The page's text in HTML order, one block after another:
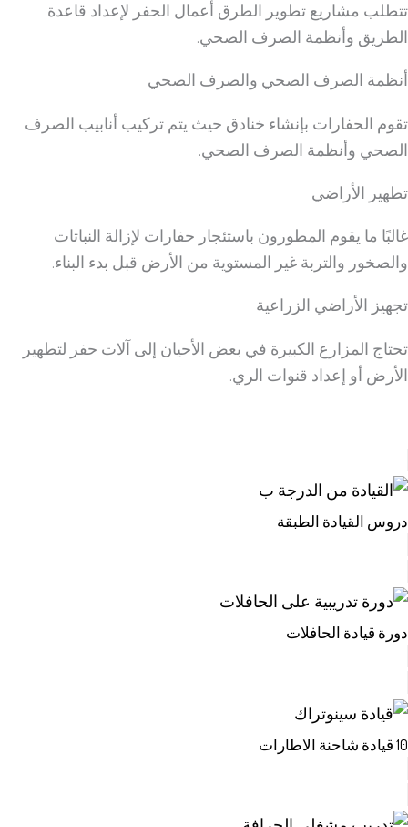
تتطلب مشاريع تطوير الطرق أعمال الحفر لإعداد قاعدة
الطريق وأنظمة الصرف الصحي.
أنظمة الصرف الصحي والصرف الصحي
تقوم الحفارات بإنشاء خنادق حيث يتم تركيب أنابيب الصرف
الصحي وأنظمة الصرف الصحي.
تطهير الأراضي
غالبًا ما يقوم المطورون باستئجار حفارات لإزالة النباتات
والصخور والتربة غير المستوية من الأرض قبل بدء البناء.
تجهيز الأراضي الزراعية
تحتاج المزارع الكبيرة في بعض الأحيان إلى آلات حفر لتطهير
الأرض أو إعداد قنوات الري.
دروس القيادة الطبقة
دورة قيادة الحافلات
10 قيادة شاحنة الاطارات